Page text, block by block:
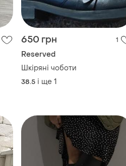
650 грн 1
Reserved
Шкіряні чоботи
38.5 і ще 1